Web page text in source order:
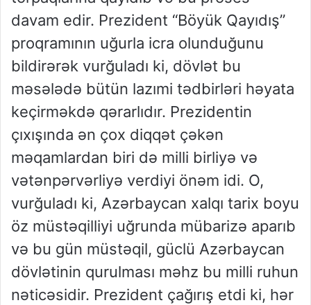
davam edir. Prezident “Böyük Qayıdış”
proqramının uğurla icra olunduğunu
bildirərək vurğuladı ki, dövlət bu
məsələdə bütün lazımi tədbirləri həyata
keçirməkdə qərarlıdır. Prezidentin
çıxışında ən çox diqqət çəkən
məqamlardan biri də milli birliyə və
vətənpərvərliyə verdiyi önəm idi. O,
vurğuladı ki, Azərbaycan xalqı tarix boyu
öz müstəqilliyi uğrunda mübarizə aparıb
və bu gün müstəqil, güclü Azərbaycan
dövlətinin qurulması məhz bu milli ruhun
nəticəsidir. Prezident çağırış etdi ki, hər